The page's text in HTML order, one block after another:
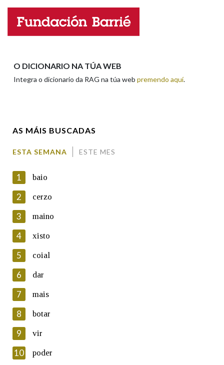
LIMPAR
Nome
En cumprimento da normativa vixente en materia de
Protección de Datos de Carácter Persoal, a Real Academia
Galega informa a aqueles usuarios que faciliten o seu correo
electrónico, así como calquera outra información de carácter
persoal, que estes datos serán obxecto de tratamento
automatizado de carácter confidencial e incorporados aos seus
ficheiros informáticos. Así mesmo, os usuarios poderán exercer o
seu dereito de acceso, rectificación, oposición e cancelación dos
seus datos poñéndose en contacto connosco.
Lin e acepto as condicións da política de
Introduce o código que aparece na imaxe:
O DICIONARIO NA TÚA WEB
Integra o dicionario da RAG na túa web premendo aquí.
AS MÁIS BUSCADAS
ESTA SEMANA ESTE MES
1 baio
2 cerzo
3 maino
4 xisto
5 coial
6 dar
7 mais
8 botar
9 vir
10 poder